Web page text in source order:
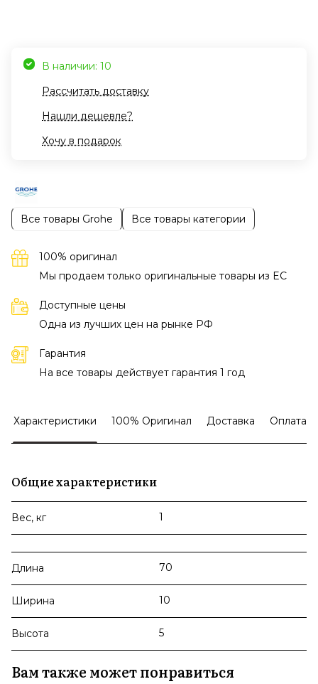
В наличии: 10
Рассчитать доставку
Нашли дешевле?
Хочу в подарок
Все товары Grohe Все товары категории
100% оригинал
Мы продаем только оригинальные товары из EC
Доступные цены
Одна из лучших цен на рынке РФ
Гарантия
На все товары действует гарантия 1 год
Характеристики 100% Оригинал Доставка Оплата
Общие характеристики
Вес, кг 1
Длина 70
Ширина 10
Высота 5
Вам также может понравиться